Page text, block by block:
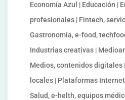
Economía Azul | Educación |
profesionales | Fintech,
Gastronomía, e-food,
Industrias creativas |
Medios, contenidos digitales
locales | Plataformas
Salud, e-helth, equipos